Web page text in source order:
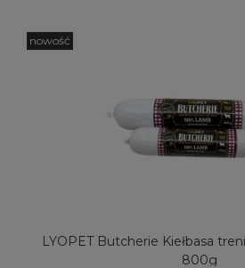
LYOPET Butcherie Kiełbasa
800g
nowość